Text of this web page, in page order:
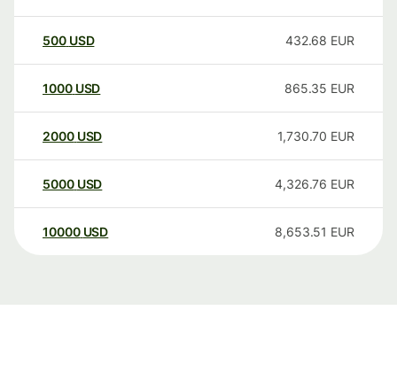
500 USD 432.68 EUR
1000 USD 865.35 EUR
2000 USD 1,730.70 EUR
5000 USD 4,326.76 EUR
10000 USD 8,653.51 EUR